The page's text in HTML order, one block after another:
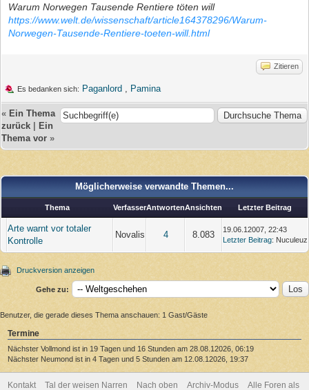
Warum Norwegen Tausende Rentiere töten will
https://www.welt.de/wissenschaft/article164378296/Warum-
Norwegen-Tausende-Rentiere-toeten-will.html
Zitieren
Es bedanken sich: Paganlord Pamina
« Ein Thema
zurück
Ein
Thema vor »
Möglicherweise verwandte Themen...
Thema VerfasserAntwortenAnsichten Letzter Beitrag
Arte warnt vor totaler
Kontrolle
Novalis 4 8.083
19.06.12007, 22:43
Letzter Beitrag: Nuculeuz
Druckversion anzeigen
Gehe zu:
Benutzer, die gerade dieses Thema anschauen: 1 Gast/Gäste
Termine
Nächster Vollmond ist in 19 Tagen und 16 Stunden am 28.08.12026, 06:19
Nächster Neumond ist in 4 Tagen und 5 Stunden am 12.08.12026, 19:37
Kontakt Tal der weisen Narren Nach oben Archiv-Modus Alle Foren als